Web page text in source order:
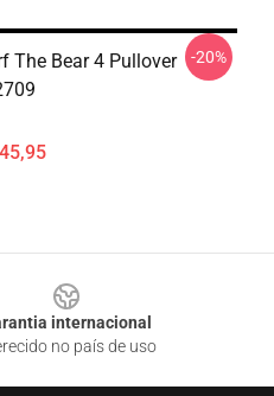
The Bear 4 Pullover
-20%
internacional
no país de uso